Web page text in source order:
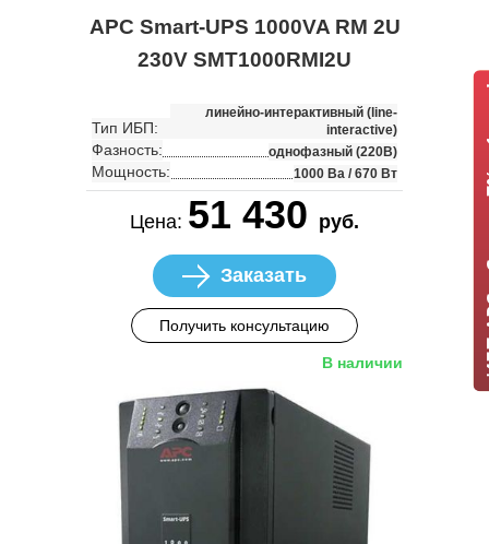
APC Smart-UPS 1000VA RM 2U
230V SMT1000RMI2U
Тип ИБП:
линейно-интерактивный (line-
interactive)
Фазность: однофазный (220В)
Мощность: 1000 Ва / 670 Вт
Цена: 51 430 руб.
Заказать
Получить консультацию
В наличии ИБП